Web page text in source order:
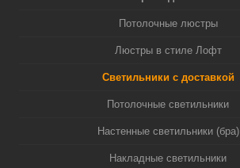
Потолочные люстры
Люстры в стиле Лофт
Светильники с доставкой
Потолочные светильники
Настенные светильники (бра)
Накладные светильники